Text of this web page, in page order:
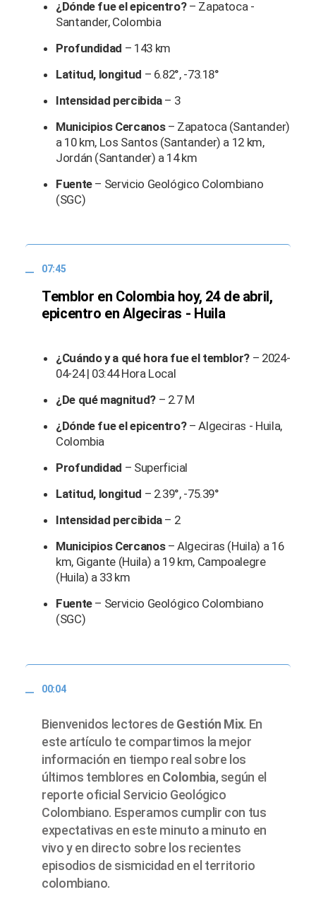
¿Dónde fue el epicentro?– Zapatoca -
Santander, Colombia
Profundidad – 143 km
Latitud, longitud – 6.82°, -73.18°
Intensidad percibida– 3
Municipios Cercanos– Zapatoca (Santander)
a 10 km, Los Santos (Santander) a 12 km,
Jordán (Santander) a 14 km
Fuente– Servicio Geológico Colombiano
(SGC)
07:45
Temblor en Colombia hoy, 24 de abril,
epicentro en Algeciras - Huila
¿Cuándo y a qué hora fue el temblor? – 2024-
04-24 | 03:44 Hora Local
¿De qué magnitud?– 2.7 M
¿Dónde fue el epicentro?– Algeciras - Huila,
Colombia
Profundidad – Superficial
Latitud, longitud – 2.39°, -75.39°
Intensidad percibida– 2
Municipios Cercanos– Algeciras (Huila) a 16
km, Gigante (Huila) a 19 km, Campoalegre
(Huila) a 33 km
Fuente– Servicio Geológico Colombiano
(SGC)
00:04
Bienvenidos lectores de Gestión Mix. En
este artículo te compartimos la mejor
información en tiempo real sobre los
últimos temblores en Colombia, según el
reporte oficial Servicio Geológico
Colombiano. Esperamos cumplir con tus
expectativas en este minuto a minuto en
vivo y en directo sobre los recientes
episodios de sismicidad en el territorio
colombiano.